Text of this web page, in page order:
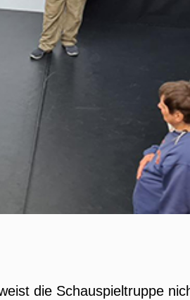
die Schauspieltruppe